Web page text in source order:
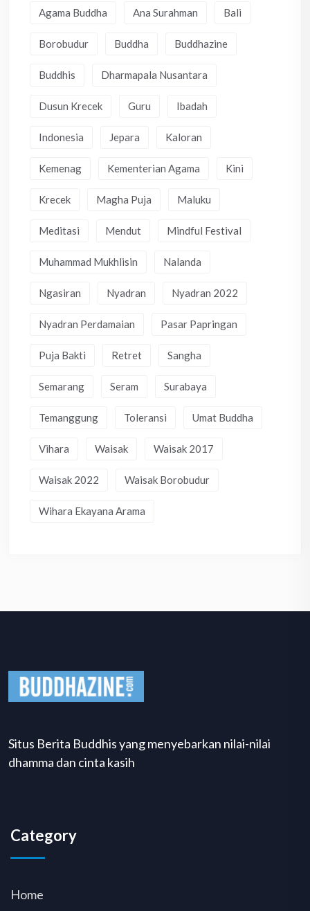
Agama Buddha Ana Surahman Bali
Borobudur Buddha Buddhazine
Buddhis Dharmapala Nusantara
Dusun Krecek Guru Ibadah
Indonesia Jepara Kaloran
Kemenag Kementerian Agama Kini
Krecek Magha Puja Maluku
Meditasi Mendut Mindful Festival
Muhammad Mukhlisin Nalanda
Ngasiran Nyadran Nyadran 2022
Nyadran Perdamaian Pasar Papringan
Puja Bakti Retret Sangha
Semarang Seram Surabaya
Temanggung Toleransi Umat Buddha
Vihara Waisak Waisak 2017
Waisak 2022 Waisak Borobudur
Wihara Ekayana Arama
Situs Berita Buddhis yang menyebarkan nilai-nilai
dhamma dan cinta kasih
Category
Home